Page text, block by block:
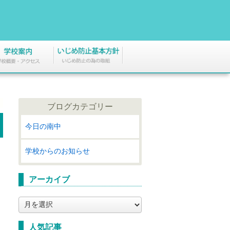
ブログカテゴリー
今日の南中
学校からのお知らせ
アーカイブ
ー
カ
人気記事